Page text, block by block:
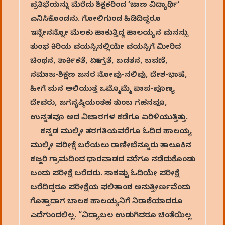
ಪ್ರತಿಭೆಯನ್ನು ಮೆರೆದು ಶಿಕ್ಷಕರಿಂದ ‘ಜಾಣ ವಿದ್ಯಾರ್ಥಿ’
ಎನಿಸಿಕೊಂಡನು. ಗೋಲಿಗುಂಡ ಹಿಡಿದಿದ್ದರೂ
ಇನ್ನೇನನ್ನೋ ಮೆಲಕು ಹಾಕುತ್ತಿದ್ದ ಹಾಲಯ್ಯನ ಮನಸ್ಸು
ತುಂಭ ಕಿರಿಯ ವಯಸ್ಸಿನಲ್ಲಿಯೇ ವಯಸ್ಸಿಗೆ ಮೀರಿದ
ಚಿಂಥನ, ತಾರ್ಕಿಕತೆ, ಏಕಾಗ್ರತೆ, ಬಡತನ, ಬವಣೆ,
ಸಮಾಜ-ಶಿಕ್ಷಣ ಜನರ ನೋವು-ನಲಿವು, ದೇಶ-ಭಾಷೆ,
ಹೀಗೆ ಮನ ಆಲಿಯುತ್ತ ಒಮ್ಮೊಮ್ಮೆ ಪಾಪ-ಪೂಣ್ಯ
ದೇವರು, ಜಗಸೃಷ್ಠಿಯಂತಹ ತುಂಬ ಗಹನವೂ,
ಉನ್ನತವೂ ಆದ ವಿಚಾರಗಳ ಕಡೆಗೂ ಏರಿಳಿಯುತ್ತಿತ್ತು.
ಕನ್ನಡ ಮುಲ್ಕೀ ತರಗತಿಯವರೆಗೂ ಓದಿದ ಹಾಲಯ್ಯ
ಮುಲ್ಕೀ ಪರೀಕ್ಷೆ ಬರೆಯಲು ರಾಣೀಬೆನ್ನೂರು ತಾಲೂಕಿನ
ಕಜ್ಜರಿ ಗ್ರಾಮದಿಂದ ಧಾರವಾಡದ ವರೆಗೂ ನಡೆದುಕೊಂಡು
ಬಂದು ಪರೀಕ್ಷೆ ಬರೆದರು. ಸಾಕಷ್ಟು ಓದಿಯೇ ಪರೀಕ್ಷೆ
ಬರೆದಿದ್ದರೂ ಪರೀಕ್ಷೆಯ ಫಲಿತಾಂಶ ಅನುತ್ತೀರ್ಣವೆಂದು
ಗೊತ್ತಾದಾಗ ಬಾಲಕ ಹಾಲಯ್ಯನಿಗೆ ನಿರಾಶೆಯಾದರೂ
ಎದೆಗುಂದಲಿಲ್ಲ. “ವಿದ್ಯಾಬಲ ಉಡುಗಿದರೂ ಚಿಂತೆಯಿಲ್ಲ